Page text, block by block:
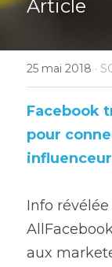
Article
25 mai 2018 ·
Facebook
pour
Info
aux